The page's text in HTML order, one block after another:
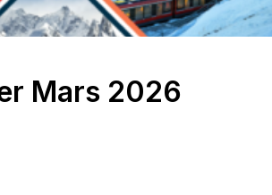
Mars 2026